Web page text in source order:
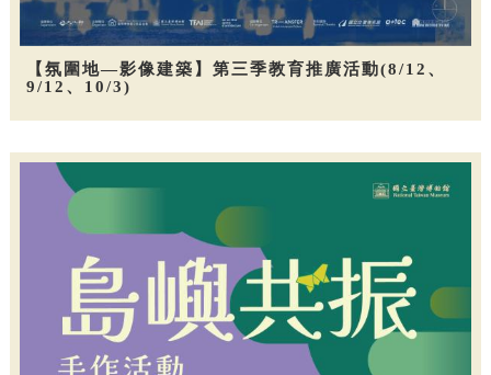
【氛圍地—影像建築】第三季教育推廣活動(8/12、
9/12、10/3)